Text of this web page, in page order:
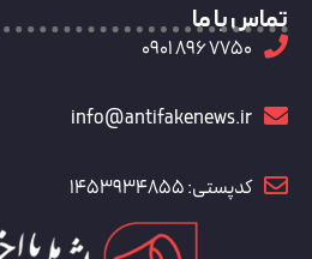
تماس با ما
7750 896 0901
info@antifakenews.ir
کدپستی: 1453934855